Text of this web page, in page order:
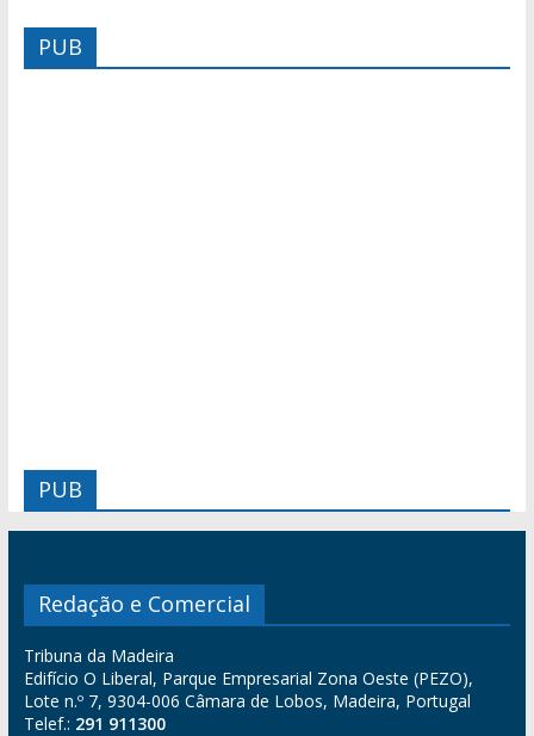
PUB
PUB
Redação e Comercial
Tribuna da Madeira
Edifício O Liberal, Parque Empresarial Zona Oeste (PEZO),
Lote n.º 7, 9304-006 Câmara de Lobos, Madeira, Portugal
Telef.: 291 911300